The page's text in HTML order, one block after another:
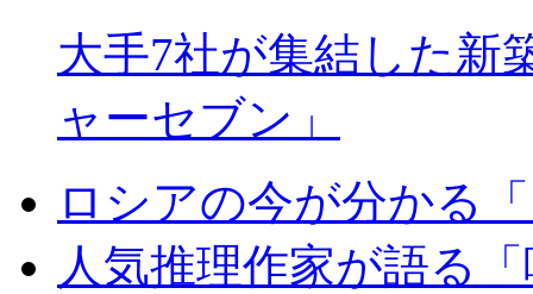
大手7社が集結した新
ャーセブン」
ロシアの今が分かる
人気推理作家が語る